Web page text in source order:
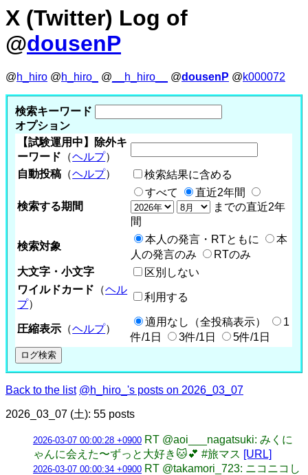
X (Twitter) Log of
@dousenP
@h_hiro @h_hiro_ @ __h_hiro__ @dousenP @k000072
検索キーワード
オプション
【試験運用中】除外キ
ーワード （ヘルプ）
自動投稿 （ヘルプ） 検索結果に含める
検索する期間
すべて
直近2年間
までの直近2年
間
検索対象
本人の発言・RTともに
本
人の発言のみ
RTのみ
大文字・小文字
区別しない
ワイルドカード （ヘル
プ）
利用する
圧縮表示 （ヘルプ）
適用なし（全投稿表示）
1
件/1日
3件/1日 5件/1日
Back to the list @h_hiro_'s posts on 2026_03_07
2026_03_07 (土): 55 posts
2026-03-07 00:00:28 +0900 RT @aoi___nagatsuki: みくに
ゃんに会えた〜ずっと大好き🐱💕 #旅マス [URL]
2026-03-07 00:00:34 +0900 RT @takamori_723: ニコニコし